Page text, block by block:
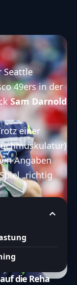
49ers in der
Sam Darnold
einer
Angaben
„richtig
die Reha